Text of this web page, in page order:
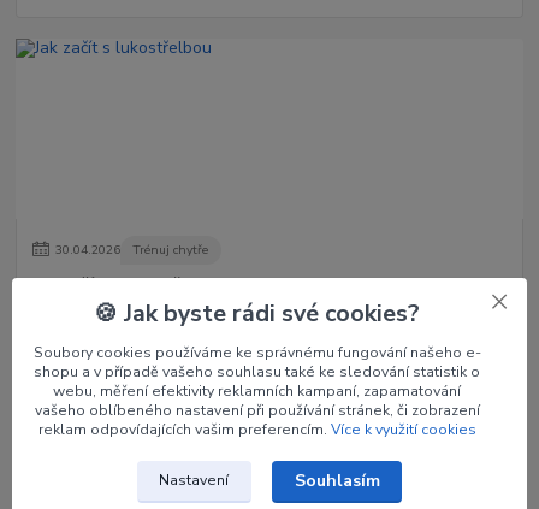
30.04.2026 Trénuj chytře
Jak začít s lukostřelbou
Lukostřelba je krásný sport i koníček, který kombinuje soustředění,
techniku a klidnou mysl. Začít s ní není tak složité – stačí správné
základy, trpě...číst celé
🍪 Jak byste rádi své cookies?
Soubory cookies používáme ke správnému fungování našeho e-
shopu a v případě vašeho souhlasu také ke sledování statistik o
webu, měření efektivity reklamních kampaní, zapamatování
vašeho oblíbeného nastavení při používání stránek, či zobrazení
reklam odpovídajících vašim preferencím. Více k využití cookies
Nastavení Souhlasím